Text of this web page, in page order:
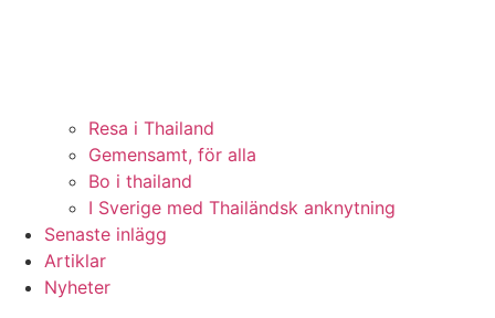
Resa i Thailand
Gemensamt, för alla
Bo i thailand
I Sverige med Thailändsk anknytning
Senaste inlägg
Artiklar
Nyheter